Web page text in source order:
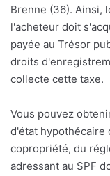
Brenne (36). Ainsi,
l'acheteur doit
payée au Trésor
droits
collecte cette taxe.
Vous pouvez
d'état hypothécaire
copropriété, du
adressant au SPF